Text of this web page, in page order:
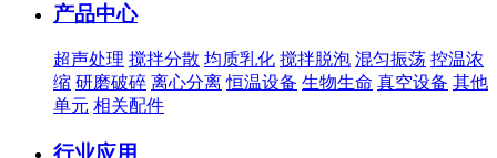
产品中心
超声处理 搅拌分散 均质乳化 搅拌脱泡 混匀振荡 控温浓
缩 研磨破碎 离心分离 恒温设备 生物生命 真空设备 其他
单元 相关配件
行业应用